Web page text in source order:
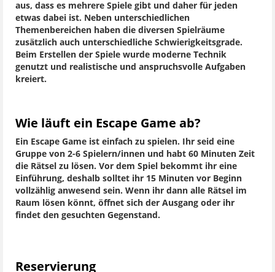
aus, dass es mehrere Spiele gibt und daher für jeden
etwas dabei ist. Neben unterschiedlichen
Themenbereichen haben die diversen Spielräume
zusätzlich auch unterschiedliche Schwierigkeitsgrade.
Beim Erstellen der Spiele wurde moderne Technik
genutzt und realistische und anspruchsvolle Aufgaben
kreiert.
Wie läuft ein Escape Game ab?
Ein Escape Game ist einfach zu spielen. Ihr seid eine
Gruppe von 2-6 Spielern/innen und habt 60 Minuten Zeit
die Rätsel zu lösen. Vor dem Spiel bekommt ihr eine
Einführung, deshalb solltet ihr 15 Minuten vor Beginn
vollzählig anwesend sein. Wenn ihr dann alle Rätsel im
Raum lösen könnt, öffnet sich der Ausgang oder ihr
findet den gesuchten Gegenstand.
Reservierung